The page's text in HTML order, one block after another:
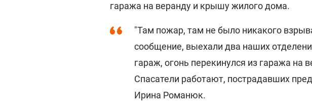
гаража на веранду и крышу жилого дома.
"Там пожар, там не было никакого
сообщение, выехали два наших
гараж, огонь перекинулся из гаража на
Спасатели работают, пострадавших
Ирина Романюк.